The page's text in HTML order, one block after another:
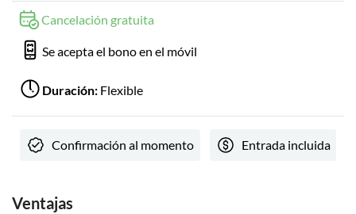
Cancelación gratuita
Se acepta el bono en el móvil
Duración: Flexible
Confirmación al momento Entrada incluida
Ventajas